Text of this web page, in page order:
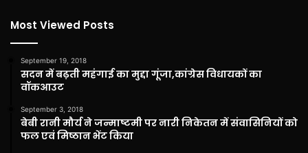
Most Viewed Posts
September 19, 2018
सदन में बढ़ती महंगाई का मुद्दा गूंजा,कांग्रेस विधायकों का
वॉकआउट
September 3, 2018
बेबी रानी मौर्य ने जन्माष्टमी पर नारी निकेतन में संवासिनियों को
फल एवं मिष्ठान भेंट किया